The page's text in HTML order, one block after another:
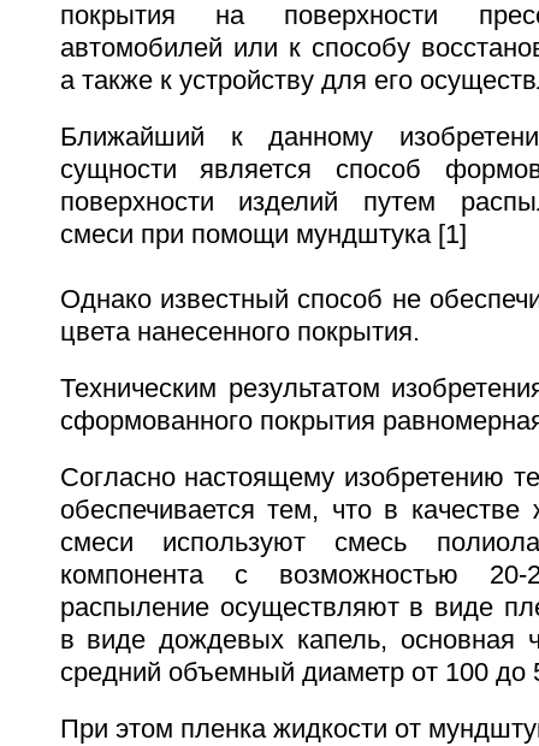
покрытия на поверхности
автомобилей или к способу
а также к устройству для его
Ближайший к данному
сущности является способ
поверхности изделий путем
смеси при помощи мундштука [1]
Однако известный способ не
цвета нанесенного покрытия.
Техническим результатом
сформованного покрытия
Согласно настоящему изобретению
обеспечивается тем, что в качестве
смеси используют смесь
компонента с возможностью 20-
распыление осуществляют в виде
в виде дождевых капель, основная
средний объемный диаметр от 100 до
При этом пленка жидкости от